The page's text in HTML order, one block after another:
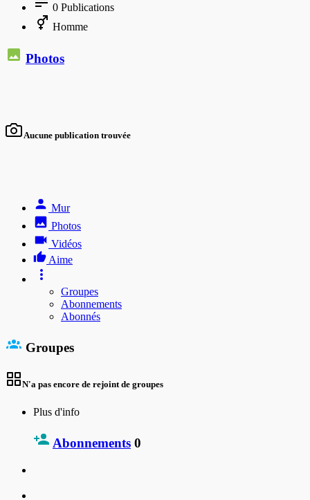
0 Publications
Homme
Photos
Aucune publication trouvée
Mur
Photos
Vidéos
Aime
Groupes
Abonnements
Abonnés
Groupes
N'a pas encore de rejoint de groupes
Plus d'info
Abonnements 0